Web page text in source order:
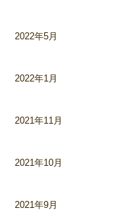
2022年5月
2022年1月
2021年11月
2021年10月
2021年9月